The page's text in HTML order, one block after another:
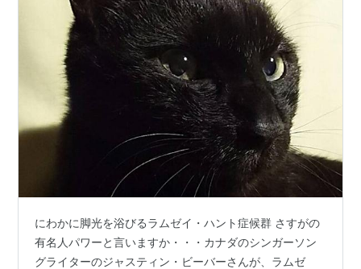
にわかに脚光を浴びるラムゼイ・ハント症候群 さすがの
有名人パワーと言いますか・・・カナダのシンガーソン
グライターのジャスティン・ビーバーさんが、ラムゼ